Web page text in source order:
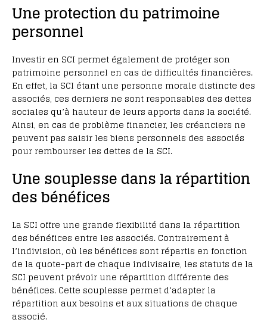
Une protection du patrimoine
personnel
Investir en SCI permet également de protéger son
patrimoine personnel en cas de difficultés financières.
En effet, la SCI étant une personne morale distincte des
associés, ces derniers ne sont responsables des dettes
sociales qu’à hauteur de leurs apports dans la société.
Ainsi, en cas de problème financier, les créanciers ne
peuvent pas saisir les biens personnels des associés
pour rembourser les dettes de la SCI.
Une souplesse dans la répartition
des bénéfices
La SCI offre une grande flexibilité dans la répartition
des bénéfices entre les associés. Contrairement à
l’indivision, où les bénéfices sont répartis en fonction
de la quote-part de chaque indivisaire, les statuts de la
SCI peuvent prévoir une répartition différente des
bénéfices. Cette souplesse permet d’adapter la
répartition aux besoins et aux situations de chaque
associé.